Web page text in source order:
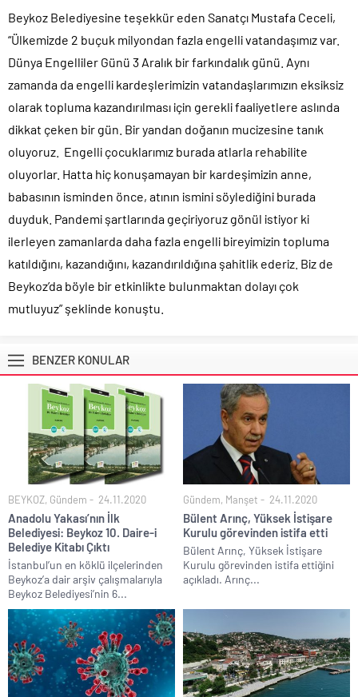
Beykoz Belediyesine teşekkür eden Sanatçı Mustafa Ceceli,
“Ülkemizde 2 buçuk milyondan fazla engelli vatandaşımız var.
Dünya Engelliler Günü 3 Aralık bir farkındalık günü. Aynı
zamanda da engelli kardeşlerimizin vatandaşlarımızın eksiksiz
olarak topluma kazandırılması için gerekli faaliyetlere aslında
dikkat çeken bir gün. Bir yandan doğanın mucizesine tanık
oluyoruz. Engelli çocuklarımız burada atlarla rehabilite
oluyorlar. Hatta hiç konuşamayan bir kardeşimizin anne,
babasının isminden önce, atının ismini söylediğini burada
duyduk. Pandemi şartlarında geçiriyoruz gönül istiyor ki
ilerleyen zamanlarda daha fazla engelli bireyimizin topluma
katıldığını, kazandığını, kazandırıldığına şahitlik ederiz. Biz de
Beykoz’da böyle bir etkinlikte bulunmaktan dolayı çok
mutluyuz” şeklinde konuştu.
BENZER KONULAR
BEYKOZ, Gündem 24.11.2020
Anadolu Yakası’nın İlk
Belediyesi: Beykoz 10. Daire-i
Belediye Kitabı Çıktı
İstanbul’un en köklü ilçelerinden
Beykoz’a dair arşiv çalışmalarıyla
Beykoz Belediyesi’nin 6...
Gündem, Manşet 24.11.2020
Bülent Arınç, Yüksek İstişare
Kurulu görevinden istifa etti
Bülent Arınç, Yüksek İstişare
Kurulu görevinden istifa ettiğini
açıkladı. Arınç...